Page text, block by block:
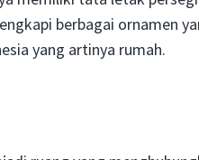
berbagai ornamen
yang artinya rumah.